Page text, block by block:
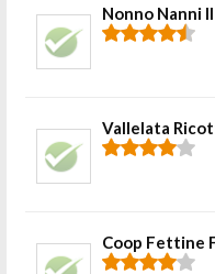
Nonno Nanni
Vallelata
Coop Fettine